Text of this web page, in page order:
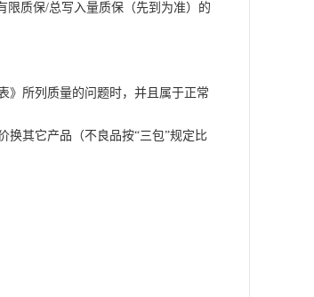
限质保/总写入量质保（先到为准）的
》所列质量的问题时，并且属于正常
换其它产品（不良品按“三包”规定比